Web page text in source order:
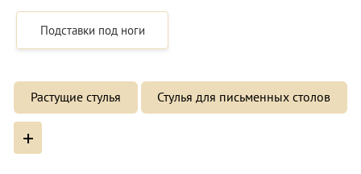
Подставки под ноги
Растущие стулья Стулья для письменных столов
+